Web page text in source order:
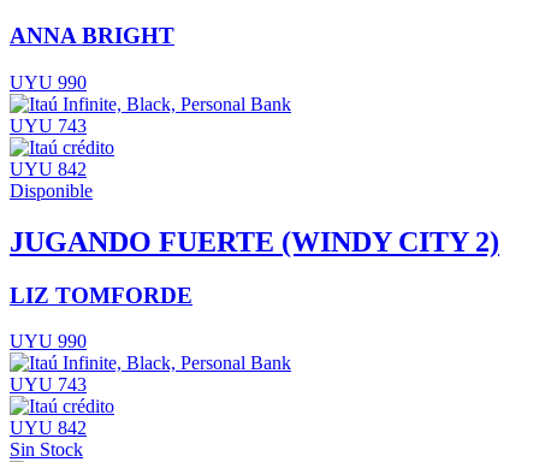
ANNA BRIGHT
UYU 990
UYU 743
UYU 842
Disponible
JUGANDO FUERTE (WINDY CITY 2)
LIZ TOMFORDE
UYU 990
UYU 743
UYU 842
Sin Stock